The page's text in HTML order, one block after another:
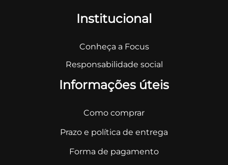
Institucional
Conheça a Focus
Responsabilidade social
Informações úteis
Como comprar
Prazo e política de entrega
Forma de pagamento